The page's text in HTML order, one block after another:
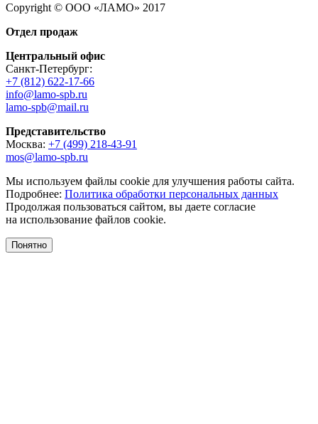
Copyright © ООО «ЛАМО» 2017
Отдел продаж
Центральный офис
Санкт-Петербург:
+7 (812) 622-17-66
info@lamo-spb.ru
lamo-spb@mail.ru
Представительство
Москва: +7 (499) 218-43-91
mos@lamo-spb.ru
Мы используем файлы cookie для улучшения работы сайта.
Подробнее: Политика обработки персональных данных
Продолжая пользоваться сайтом, вы даете согласие
на использование файлов cookie.
Понятно